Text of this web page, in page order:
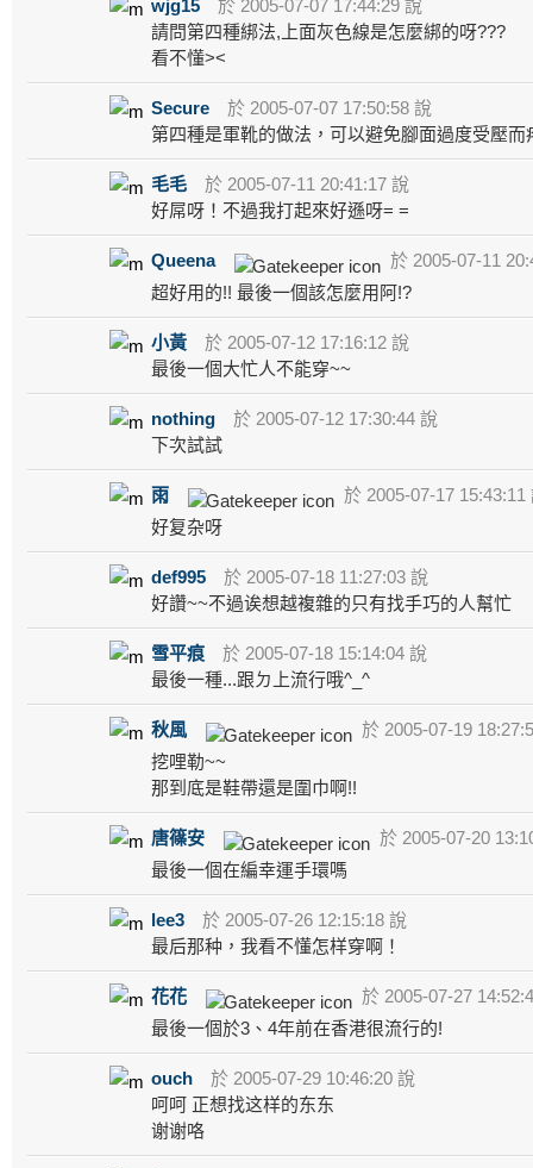
wjg15
於 2005-07-07 17:44:29 說
請問第四種綁法,上面灰色線是怎麼綁的呀???
看不懂><
Secure
於 2005-07-07 17:50:58 說
第四種是軍靴的做法，可以避免腳面過度受壓
毛毛
於 2005-07-11 20:41:17 說
好屌呀！不過我打起來好遜呀= =
Queena
於 2005-07-11
超好用的!! 最後一個該怎麼用阿!?
小黃
於 2005-07-12 17:16:12 說
最後一個大忙人不能穿~~
nothing
於 2005-07-12 17:30:44 說
下次試試
雨
於 2005-07-17 15:43:11
好复杂呀
def995
於 2005-07-18 11:27:03 說
好讚~~不過诶想越複雜的只有找手巧的人幫忙
雪平痕
於 2005-07-18 15:14:04 說
最後一種...跟ㄉ上流行哦^_^
秋風
於 2005-07-19
挖哩勒~~
那到底是鞋帶還是圍巾啊!!
唐篠安
於 2005-07-20
最後一個在編幸運手環嗎
lee3
於 2005-07-26 12:15:18 說
最后那种，我看不懂怎样穿啊！
花花
於 2005-07-27
最後一個於3、4年前在香港很流行的!
ouch
於 2005-07-29 10:46:20 說
呵呵 正想找这样的东东
谢谢咯